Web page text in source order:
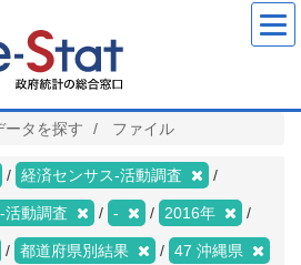
ータを探す ファイル
経済センサス‐活動調査
活動調査 - 2016年
都道府県別結果 47 沖縄県